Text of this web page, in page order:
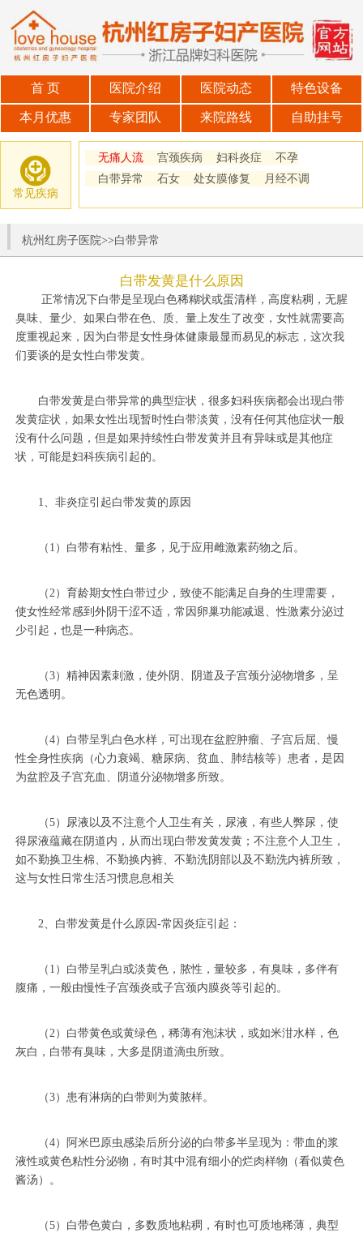
首 页 医院介绍 医院动态 特色设备
本月优惠 专家团队 来院路线 自助挂号
常见疾病
无痛人流 宫颈疾病 妇科炎症
不孕
白带异常
石女 处女膜修复 月经不调
杭州红房子医院>>白带异常
白带发黄是什么原因
正常情况下白带是呈现白色稀糊状或蛋清样，高度粘稠，无腥
臭味、量少、如果白带在色、质、量上发生了改变，女性就需要高
度重视起来，因为白带是女性身体健康最显而易见的标志，这次我
们要谈的是女性白带发黄。
白带发黄是白带异常的典型症状，很多妇科疾病都会出现白带
发黄症状，如果女性出现暂时性白带淡黄，没有任何其他症状一般
没有什么问题，但是如果持续性白带发黄并且有异味或是其他症
状，可能是妇科疾病引起的。
1、非炎症引起白带发黄的原因
（1）白带有粘性、量多，见于应用雌激素药物之后。
（2）育龄期女性白带过少，致使不能满足自身的生理需要，
使女性经常感到外阴干涩不适，常因卵巢功能减退、性激素分泌过
少引起，也是一种病态。
（3）精神因素刺激，使外阴、阴道及子宫颈分泌物增多，呈
无色透明。
（4）白带呈乳白色水样，可出现在盆腔肿瘤、子宫后屈、慢
性全身性疾病（心力衰竭、糖尿病、贫血、肺结核等）患者，是因
为盆腔及子宫充血、阴道分泌物增多所致。
（5）尿液以及不注意个人卫生有关，尿液，有些人弊尿，使
得尿液蕴藏在阴道内，从而出现白带发黄发黄；不注意个人卫生，
如不勤换卫生棉、不勤换内裤、不勤洗阴部以及不勤洗内裤所致，
这与女性日常生活习惯息息相关
2、白带发黄是什么原因-常因炎症引起：
（1）白带呈乳白或淡黄色，脓性，量较多，有臭味，多伴有
腹痛，一般由慢性子宫颈炎或子宫颈内膜炎等引起的。
（2）白带黄色或黄绿色，稀薄有泡沫状，或如米泔水样，色
灰白，白带有臭味，大多是阴道滴虫所致。
（3）患有淋病的白带则为黄脓样。
（4）阿米巴原虫感染后所分泌的白带多半呈现为：带血的浆
液性或黄色粘性分泌物，有时其中混有细小的烂肉样物（看似黄色
酱汤）。
（5）白带色黄白，多数质地粘稠，有时也可质地稀薄，典型